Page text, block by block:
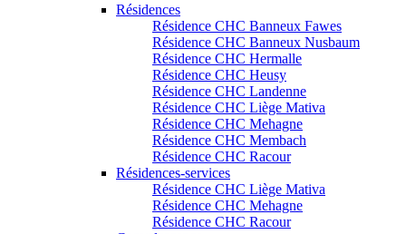
Résidences
Résidence CHC Banneux Fawes
Résidence CHC Banneux Nusbaum
Résidence CHC Hermalle
Résidence CHC Heusy
Résidence CHC Landenne
Résidence CHC Liège Mativa
Résidence CHC Mehagne
Résidence CHC Membach
Résidence CHC Racour
Résidences-services
Résidence CHC Liège Mativa
Résidence CHC Mehagne
Résidence CHC Racour